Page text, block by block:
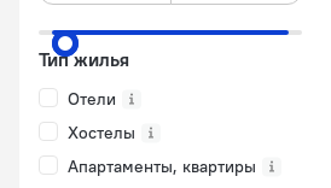
Тип жилья
Отели
Хостелы
Апартаменты, квартиры